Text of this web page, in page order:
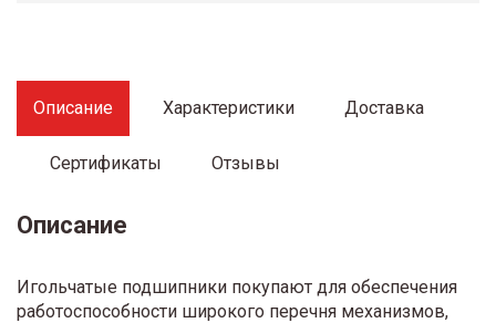
Описание Характеристики Доставка
Сертификаты Отзывы
Описание
Игольчатые подшипники покупают для обеспечения
работоспособности широкого перечня механизмов,